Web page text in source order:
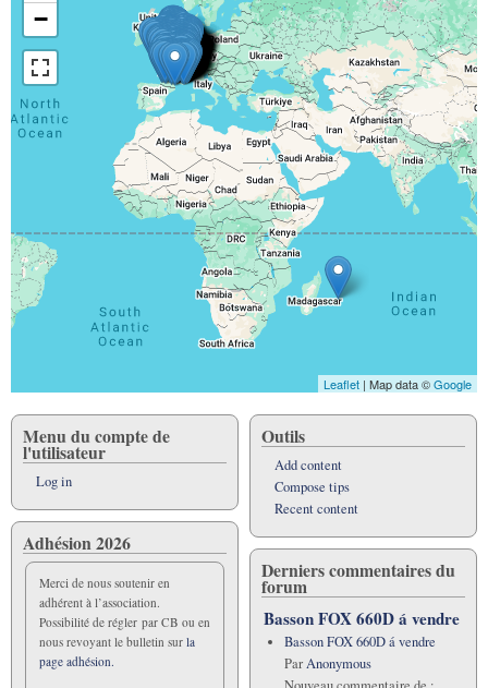
−
Leaflet | Map data ©Google
Menu du compte de
l'utilisateur
Log in
Adhésion 2026
Merci de nous soutenir en
adhérent à l’association.
Possibilité de régler par CB ou en
nous revoyant le bulletin sur la
page adhésion.
Outils
Add content
Compose tips
Recent content
Derniers commentaires du
forum
Basson FOX 660D á vendre
Basson FOX 660D á vendre
ParAnonymous